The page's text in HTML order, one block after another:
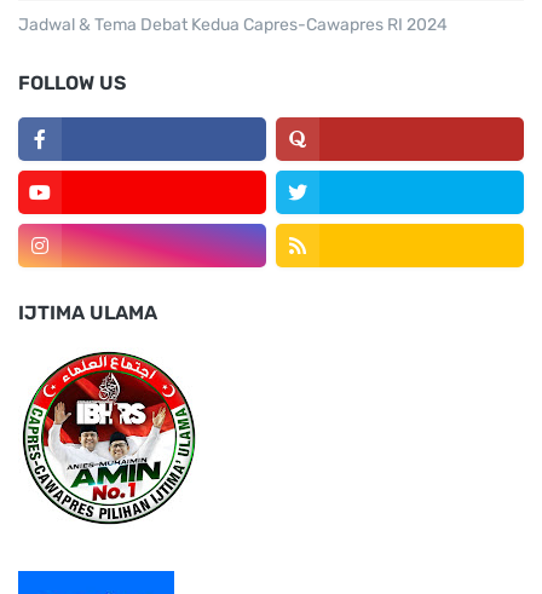
Jadwal & Tema Debat Kedua Capres-Cawapres RI 2024
FOLLOW US
IJTIMA ULAMA